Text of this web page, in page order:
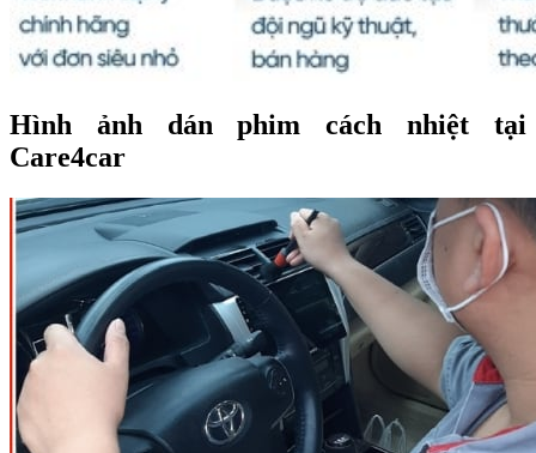
Hình ảnh dán phim cách nhiệt tại
Care4car